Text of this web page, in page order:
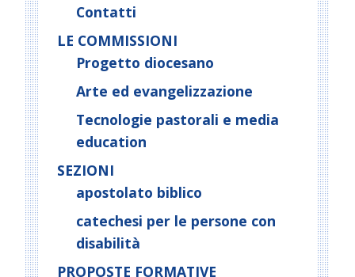
Contatti
LE COMMISSIONI
Progetto diocesano
Arte ed evangelizzazione
Tecnologie pastorali e media
education
SEZIONI
apostolato biblico
catechesi per le persone con
disabilità
PROPOSTE FORMATIVE